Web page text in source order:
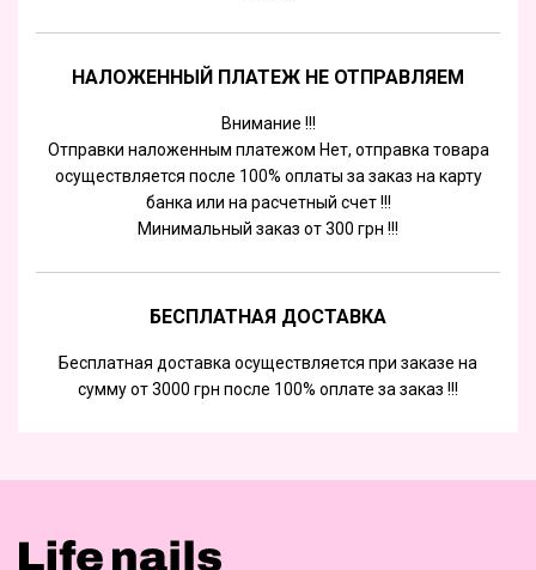
НАЛОЖЕННЫЙ ПЛАТЕЖ НЕ ОТПРАВЛЯЕМ
Внимание !!!
Отправки наложенным платежом Нет, отправка товара
осуществляется после 100% оплаты за заказ на карту
банка или на расчетный счет !!!
Минимальный заказ от 300 грн !!!
БЕСПЛАТНАЯ ДОСТАВКА
Бесплатная доставка осуществляется при заказе на
сумму от 3000 грн после 100% оплате за заказ !!!